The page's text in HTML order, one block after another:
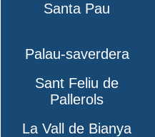
Santa Pau
Palau-saverdera
Sant Feliu de
Pallerols
La Vall de Bianya